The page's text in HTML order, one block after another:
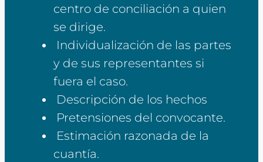
centro de conciliación a quien
se dirige.
Individualización de las partes
y de sus representantes si
fuera el caso.
Descripción de los hechos
Pretensiones del convocante.
Estimación razonada de la
cuantía.